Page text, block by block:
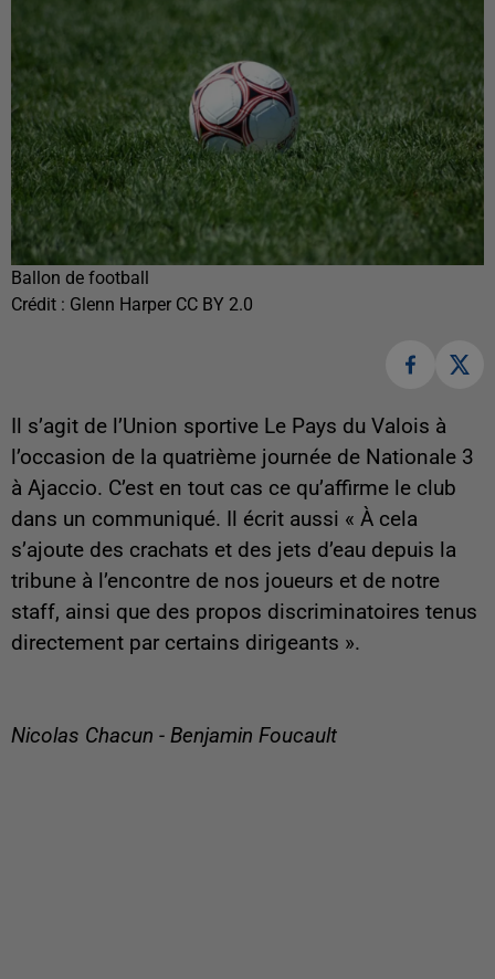
Ballon de football
Crédit : Glenn Harper CC BY 2.0
Il s’agit de l’Union sportive Le Pays du Valois à
l’occasion de la quatrième journée de Nationale 3
à Ajaccio. C’est en tout cas ce qu’affirme le club
dans un communiqué. Il écrit aussi « À cela
s’ajoute des crachats et des jets d’eau depuis la
tribune à l’encontre de nos joueurs et de notre
staff, ainsi que des propos discriminatoires tenus
directement par certains dirigeants ».
Nicolas Chacun - Benjamin Foucault